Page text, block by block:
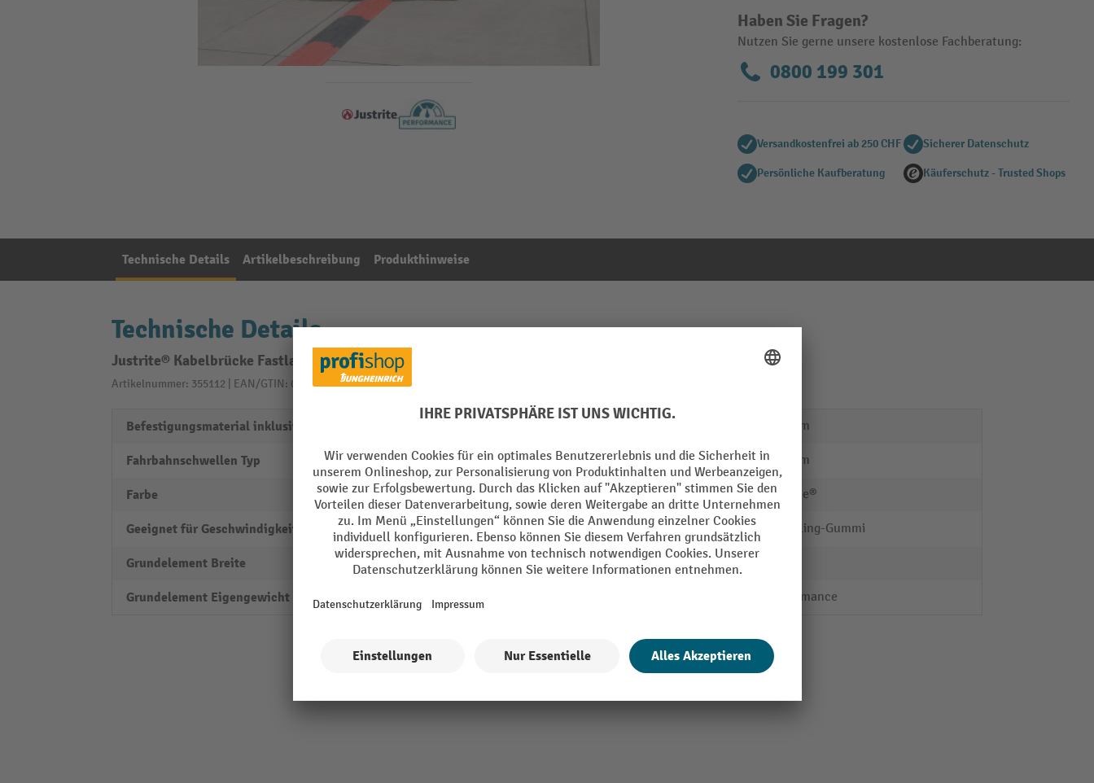
Haben Sie Fragen?
Nutzen Sie gerne unsere kostenlose Fachberatung:
0800 199 301
Versandkostenfrei ab 250 CHF Sicherer Datenschutz
Persönliche Kaufberatung Käuferschutz - Trusted Shops
Technische Details Artikelbeschreibung Produkthinweise
Technische Details
Justrite® Kabelbrücke Fastlane® Checkers™, 1 Kanal, LxB 910 x 40 mm, orange
Artikelnummer: 355112 | EAN/GTIN: 0662641877290Aus der Kategorie:
Befestigungsmaterial inklusive
Fahrbahnschwellen Typ Temposchwellen
Farbe orange
Geeignet für Geschwindigkeit bis 40 km/h
Grundelement Breite 40 mm
Grundelement Eigengewicht 1.4 kg
910 mm
Länge 910 mm
Marke Justrite®
Material Recycling-Gummi
Reflektoren
Performance
Alle technische Details anzeigen